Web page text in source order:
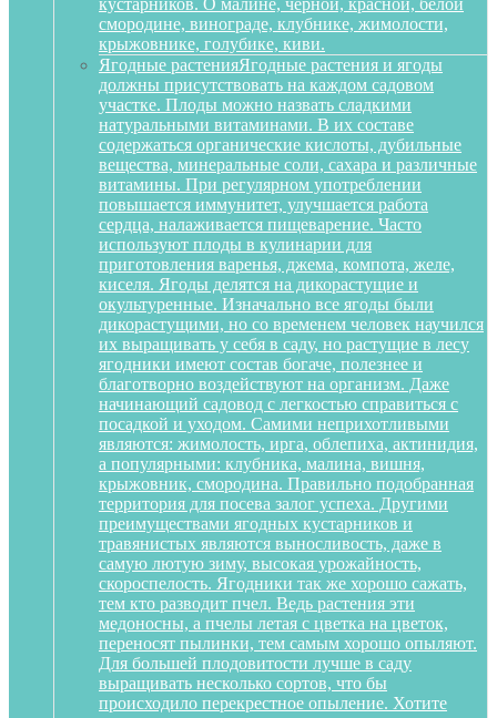
кустарников. О малине, черной, красной, белой
смородине, винограде, клубнике, жимолости,
крыжовнике, голубике, киви.
Ягодные растенияЯгодные растения и ягоды
должны присутствовать на каждом садовом
участке. Плоды можно назвать сладкими
натуральными витаминами. В их составе
содержаться органические кислоты, дубильные
вещества, минеральные соли, сахара и различные
витамины. При регулярном употреблении
повышается иммунитет, улучшается работа
сердца, налаживается пищеварение. Часто
используют плоды в кулинарии для
приготовления варенья, джема, компота, желе,
киселя. Ягоды делятся на дикорастущие и
окультуренные. Изначально все ягоды были
дикорастущими, но со временем человек научился
их выращивать у себя в саду, но растущие в лесу
ягодники имеют состав богаче, полезнее и
благотворно воздействуют на организм. Даже
начинающий садовод с легкостью справиться с
посадкой и уходом. Самими неприхотливыми
являются: жимолость, ирга, облепиха, актинидия,
а популярными: клубника, малина, вишня,
крыжовник, смородина. Правильно подобранная
территория для посева залог успеха. Другими
преимуществами ягодных кустарников и
травянистых являются выносливость, даже в
самую лютую зиму, высокая урожайность,
скороспелость. Ягодники так же хорошо сажать,
тем кто разводит пчел. Ведь растения эти
медоносны, а пчелы летая с цветка на цветок,
переносят пылинки, тем самым хорошо опыляют.
Для большей плодовитости лучше в саду
выращивать несколько сортов, что бы
происходило перекрестное опыление. Хотите